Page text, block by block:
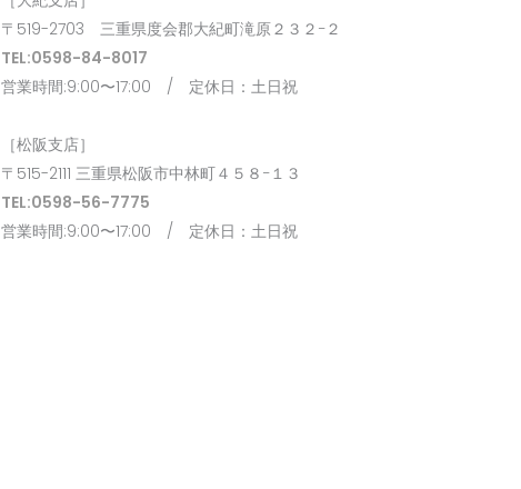
〒519-2703 三重県度会郡大紀町滝原２３２−２
TEL:0598-84-8017
営業時間:9:00〜17:00 / 定休日：土日祝
［松阪支店］
〒515-2111 三重県松阪市中林町４５８−１３
TEL:0598-56-7775
営業時間:9:00〜17:00 / 定休日：土日祝